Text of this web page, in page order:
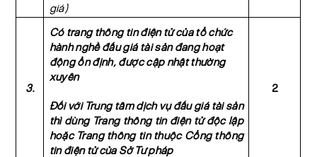
giá)
3.
Có trang thông tin điện tử của tổ chức
hành nghề đấu giá tài sản đang hoạt
động ổn định, được cập nhật thường
xuyên
Đối với Trung tâm dịch vụ đấu giá tài sản
thì dùng Trang thông tin điện tử độc lập
hoặc Trang thông tin thuộc Cổng thông
tin điện tử của Sở Tư pháp
2